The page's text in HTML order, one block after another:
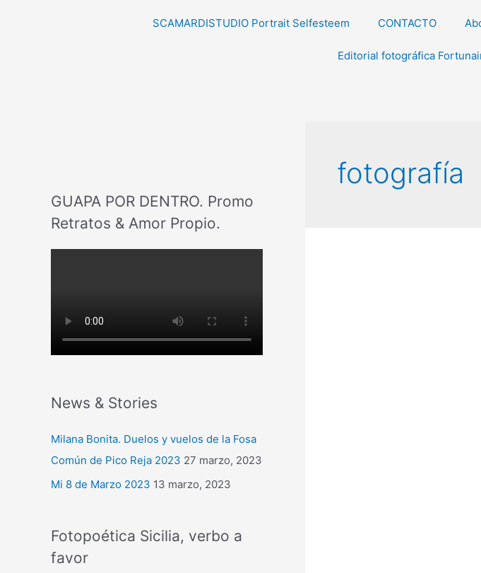
SCAMARDISTUDIO Portrait Selfesteem CONTACTO
Editorial fotográfica
GUAPA POR DENTRO. Promo
Retratos & Amor Propio.
News & Stories
Milana Bonita. Duelos y vuelos de la Fosa
Común de Pico Reja 2023 27 marzo, 2023
Mi 8 de Marzo 2023 13 marzo, 2023
Fotopoética Sicilia, verbo a
favor
fotografía